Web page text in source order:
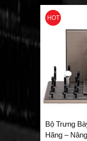
HOT
Bộ Trưng
Hãng –